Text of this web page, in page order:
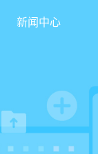
新闻中心